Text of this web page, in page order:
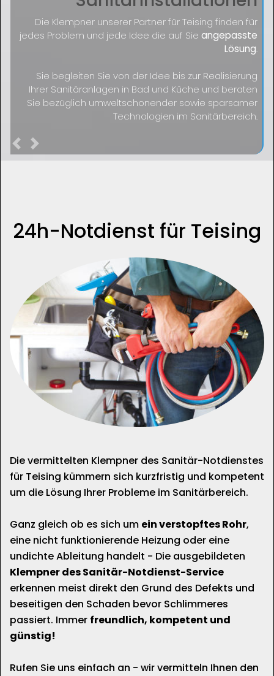
Die Klempner unserer Partner für Teising finden für
jedes Problem und jede Idee die auf Sieangepasste
Lösung.
Sie begleiten Sie von der Idee bis zur Realisierung
Ihrer Sanitäranlagen in Bad und Küche und beraten
Sie bezüglich umweltschonender sowie sparsamer
Technologien im Sanitärbereich.
Previous
24h-Notdienst für Teising
Die vermittelten Klempner des Sanitär-Notdienstes
für Teising kümmern sich kurzfristig und kompetent
um die Lösung Ihrer Probleme im Sanitärbereich.
Ganz gleich ob es sich um ein verstopftes Rohr,
eine nicht funktionierende Heizung oder eine
undichte Ableitung handelt - Die ausgebildeten
Klempner des Sanitär-Notdienst-Service
erkennen meist direkt den Grund des Defekts und
beseitigen den Schaden bevor Schlimmeres
passiert. Immer freundlich, kompetent und
günstig!
Rufen Sie uns einfach an - wir vermitteln Ihnen den